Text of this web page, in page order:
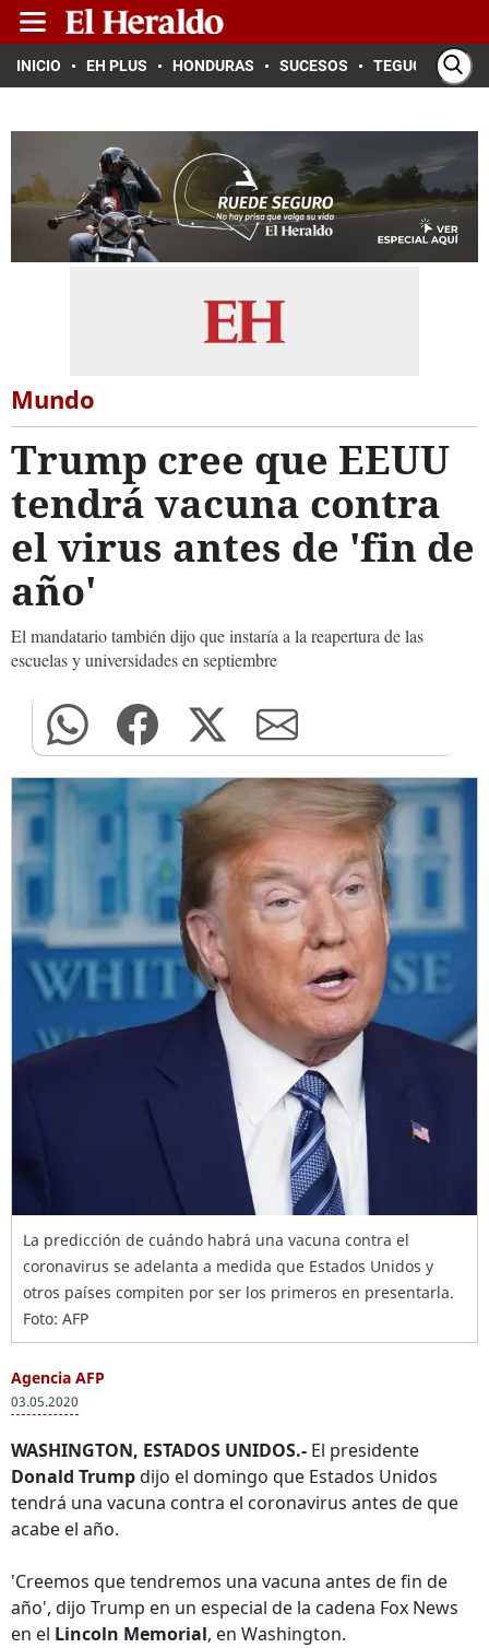
INICIO EH PLUS HONDURAS SUCESOS TEGUCIGALPA
Mundo
Trump cree que EEUU
tendrá vacuna contra
el virus antes de 'fin de
año'
El mandatario también dijo que instaría a la reapertura de las
escuelas y universidades en septiembre
La predicción de cuándo habrá una vacuna contra el
coronavirus se adelanta a medida que Estados Unidos y
otros países compiten por ser los primeros en presentarla.
Foto: AFP
Agencia AFP
03.05.2020
WASHINGTON, ESTADOS UNIDOS.- El presidente
Donald Trumpdijo el domingo que Estados Unidos
tendrá una vacuna contra el coronavirus antes de que
acabe el año.
'Creemos que tendremos una vacuna antes de fin de
año', dijo Trump en un especial de la cadena Fox News
en el Lincoln Memorial, en Washington.